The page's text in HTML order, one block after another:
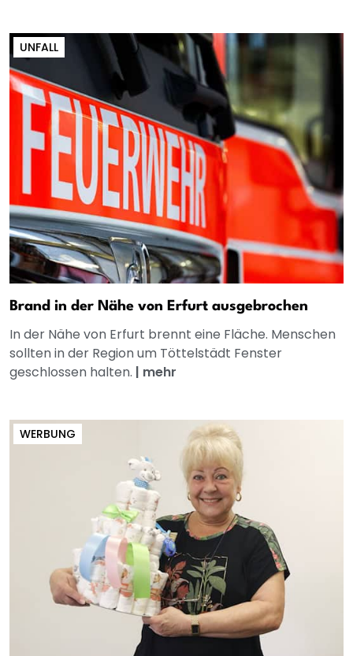
UNFALL
Brand in der Nähe von Erfurt ausgebrochen
In der Nähe von Erfurt brennt eine Fläche. Menschen
sollten in der Region um Töttelstädt Fenster
geschlossen halten. | mehr
WERBUNG